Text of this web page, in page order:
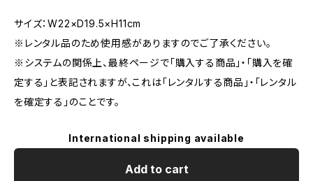
サイズ：W22×D19.5×H11cm
※レンタル品のため使用感がありますのでご了承ください。
※システムの関係上、最終ページで「購入する商品」・「購入を確
定する」と表記されますが、これは「レンタルする商品」・「レンタル
を確定する」のことです。
International shipping available
Add to cart